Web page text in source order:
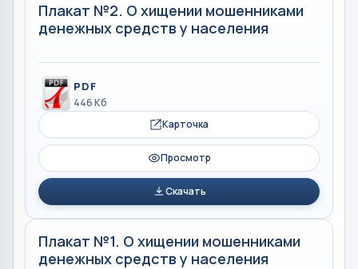
Плакат №2. О хищении мошенниками
денежных средств у населения
PDF
446 Кб
Карточка
Просмотр
Скачать
Плакат №1. О хищении мошенниками
денежных средств у населения